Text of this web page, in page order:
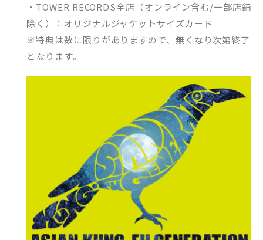
・TOWER RECORDS全店（オンライン含む/一部店舗
除く）：オリジナルジャケットサイズカード
※特典は数に限りがありますので、無くなり次第終了
となります。